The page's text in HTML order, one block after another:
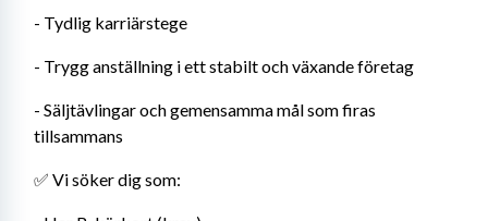
- Tydlig karriärstege
- Trygg anställning i ett stabilt och växande företag
- Säljtävlingar och gemensamma mål som firas
tillsammans
✅ Vi söker dig som: